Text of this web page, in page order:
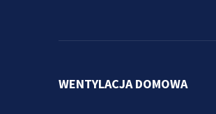
WENTYLACJA DOMOWA